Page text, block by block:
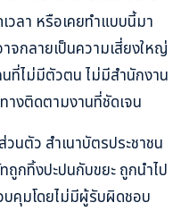
วลา หรือเคยทำแบบนี้มา
จกลายเป็นความเสี่ยงใหญ่
ที่ไม่มีตัวตน ไม่มีสำนักงาน
างติดตามงานที่ชัดเจน
นตัว สำเนาบัตรประชาชน
ถูกทิ้งปะปนกับขยะ ถูกนำไป
คุมโดยไม่มีผู้รับผิดชอบ